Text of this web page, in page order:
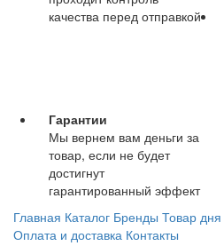
качества перед отправкой
Гарантии
Мы вернем вам деньги за
товар, если не будет
достигнут
гарантированный эффект
Главная Каталог Бренды Товар дня
Оплата и доставка Контакты